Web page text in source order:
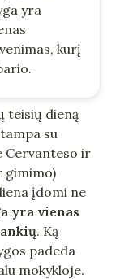
yra
kurį
teisių dieną
su
Cervanteso ir
gimimo)
įdomi ne
yra vienas
. Ką
padeda
mokykloje.